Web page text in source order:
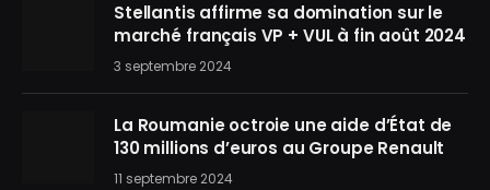
Stellantis affirme sa domination sur le
marché français VP + VUL à fin août 2024
3 septembre 2024
La Roumanie octroie une aide d’État de
130 millions d’euros au Groupe Renault
11 septembre 2024